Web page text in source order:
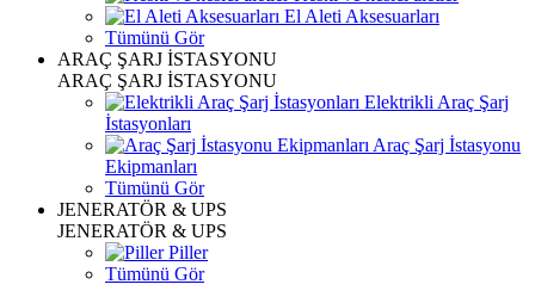
El Aleti Aksesuarları
Tümünü Gör
ARAÇ ŞARJ İSTASYONU
ARAÇ ŞARJ İSTASYONU
Elektrikli Araç Şarj
İstasyonları
Araç Şarj İstasyonu
Ekipmanları
Tümünü Gör
JENERATÖR & UPS
JENERATÖR & UPS
Piller
Tümünü Gör